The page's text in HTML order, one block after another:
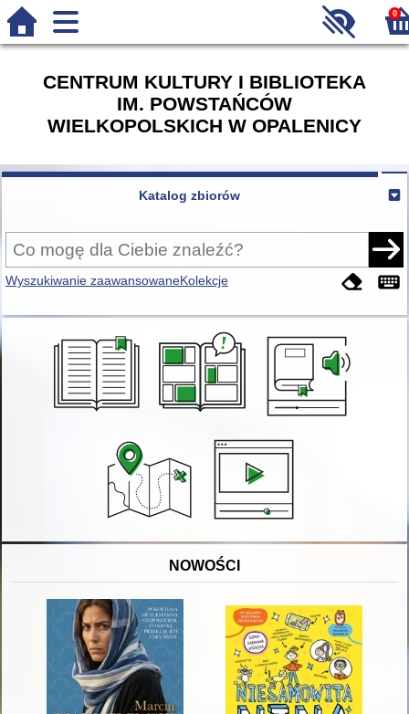
0
CENTRUM KULTURY I BIBLIOTEKA
IM. POWSTAŃCÓW
WIELKOPOLSKICH W OPALENICY
Katalog zbiorów
Wyszukiwanie zaawansowaneKolekcje
NOWOŚCI